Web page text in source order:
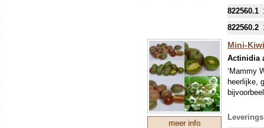
822560.1
822560.2
meer info
Mini-
Actinidia
‘Mammy
heerlijke,